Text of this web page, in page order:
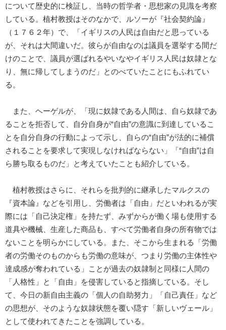
について歴史的に検証し、当時の哲学者・思想家の見識を考察
している。植村教授はそのなかで、ルソーが『社会契約論』
（１７６２年）で、「イギリスの人民は自由だと思っている
が、それは大間違いだ。彼らが自由なのは議員を選挙する間だ
けのことで、議員が選ばれるやいなやイギリス人民は奴隷とな
り、無に帰してしまうのだ」とのべていたことにもふれてい
る。
また、ヘーゲルが、「現に奴隷である人間は、自ら奴隷であ
ることを拒否して、自分自身が“自由”の意識に到達しているこ
とを自分自身の行動によって示し、自らの“自由”が法的に補償
されることを要求して実現しなければならない」「“自由”は自
ら勝ち取るものだ」と考えていたことも紹介している。
植村教授はさらに、それらを批判的に継承したマルクスの
『資本論』などを引用し、労働者は「自由」だといわれるが実
際には「自己決定権」を持たず、みずからが働く場も使用する
道具や機械、生産した商品も、すべて労働者自身の所有物では
ないことを明らかにしている。また、そこから生まれる「労働
者の労働そのものからも労働の意味が、つまり労働の主体性や
達成感が奪われている」ことが過去の奴隷制と同様に人間の
「人格性」と「自由」を侵害していると指摘している。そし
て、今日の新自由主義の「個人の自助努力」「自己責任」など
の思想が、そのような奴隷状態を覆い隠す「新しいヴェール」
として使われてきたことを強調している。